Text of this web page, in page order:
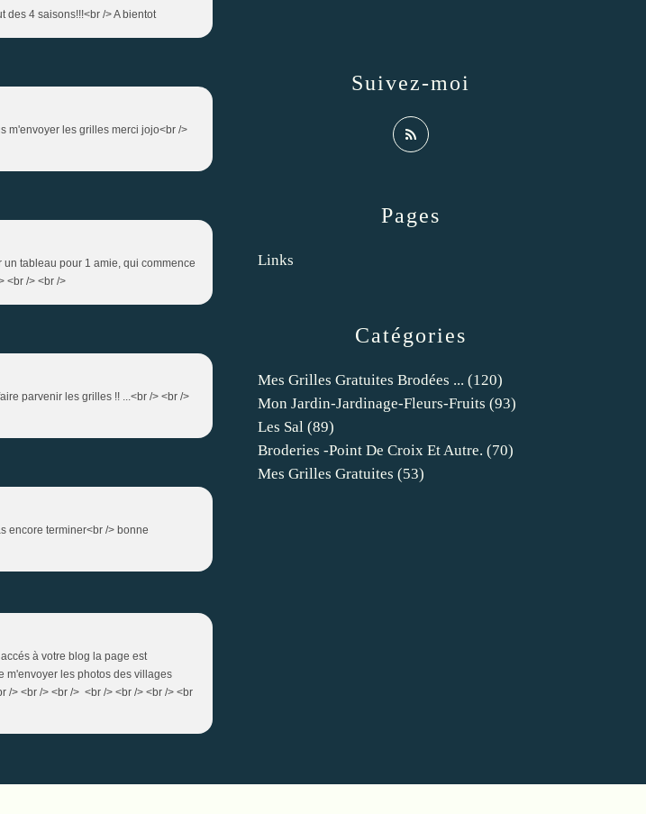
4 saisons!!!<br /> A bientot
m'envoyer les grilles merci jojo<br />
tableau pour 1 amie, qui commence
<br /> <br />
parvenir les grilles !! ...<br /> <br />
encore terminer<br /> bonne
à votre blog la page est
m'envoyer les photos des villages
/> <br /> <br /> <br /> <br /> <br /> <br
Catégories
Mes Grilles Gratuites Brodées ... (120)
Mon Jardin-Jardinage-Fleurs-Fruits (93)
Les Sal (89)
Broderies -point De Croix Et Autre. (70)
Mes Grilles Gratuites (53)
Pages
Links
Suivez-moi